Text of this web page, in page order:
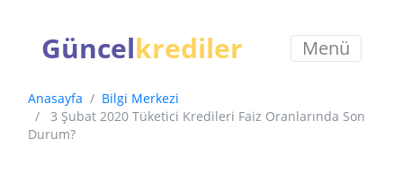
Güncelkrediler Menü
Anasayfa
Bilgi Merkezi
3 Şubat 2020 Tüketici Kredileri Faiz Oranlarında Son
Durum?